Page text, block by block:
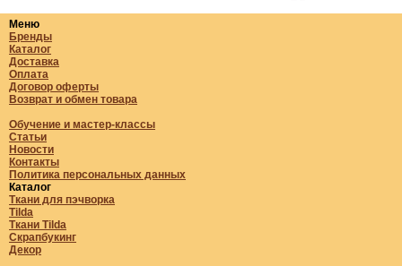
Меню
Бренды
Каталог
Доставка
Оплата
Договор оферты
Возврат и обмен товара
Обучение и мастер-классы
Статьи
Новости
Контакты
Политика персональных данных
Каталог
Ткани для пэчворка
Tilda
Ткани Tilda
Скрапбукинг
Декор